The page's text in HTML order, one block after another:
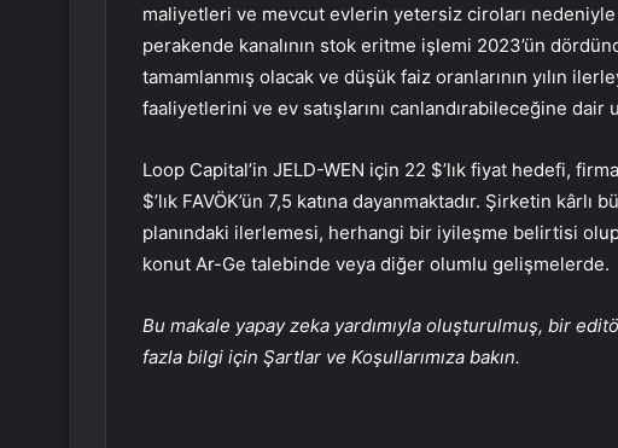
maliyetleri ve mevcut evlerin yetersiz ciroları
perakende kanalının stok eritme işlemi 2023’ün
tamamlanmış olacak ve düşük faiz oranlarının yılın
faaliyetlerini ve ev satışlarını canlandırabileceğine dair
Loop Capital’in JELD-WEN için 22 $’lık fiyat hedefi,
$’lık FAVÖK’ün 7,5 katına dayanmaktadır. Şirketin
planındaki ilerlemesi, herhangi bir iyileşme belirtisi olup
konut Ar-Ge talebinde veya diğer olumlu gelişmelerde.
Bu makale yapay zeka yardımıyla oluşturulmuş, bir
fazla bilgi için Şartlar ve Koşullarımıza bakın.